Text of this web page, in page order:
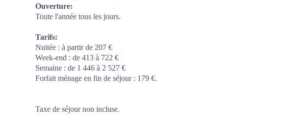
Ouverture:
Toute l'année tous les jours.
Tarifs:
Nuitée : à partir de 207 €
Week-end : de 413 à 722 €
Semaine : de 1 446 à 2 527 €
Forfait ménage en fin de séjour : 179 €.
Taxe de séjour non incluse.